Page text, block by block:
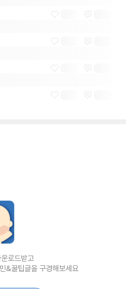
로드받고
&꿀팁글을 구경해보세요